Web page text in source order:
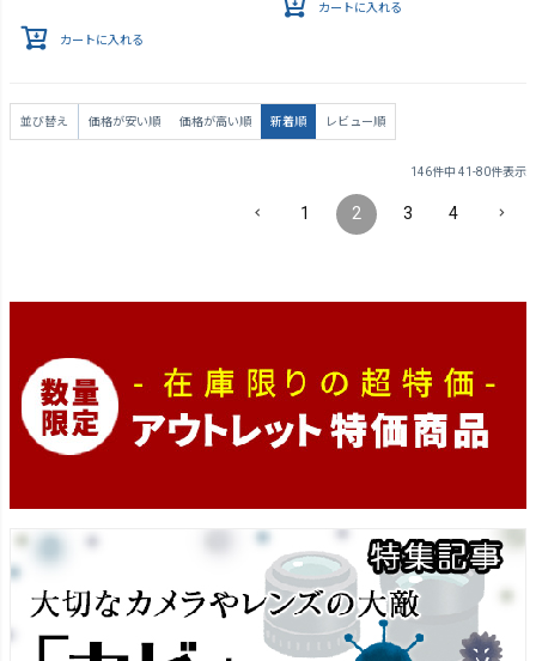
カートに入れる
カートに入れる
並び替え 価格が安い順 価格が高い順 新着順 レビュー順
146件中 41 -80件表示
1 2 3 4